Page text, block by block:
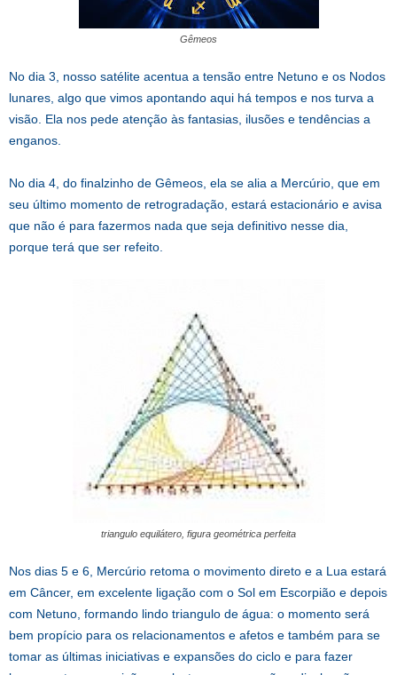
Gêmeos
No dia 3, nosso satélite acentua a tensão entre Netuno e os Nodos
lunares, algo que vimos apontando aqui há tempos e nos turva a
visão. Ela nos pede atenção às fantasias, ilusões e tendências a
enganos.
No dia 4, do finalzinho de Gêmeos, ela se alia a Mercúrio, que em
seu último momento de retrogradação, estará estacionário e avisa
que não é para fazermos nada que seja definitivo nesse dia,
porque terá que ser refeito.
triangulo equilátero, figura geométrica perfeita
Nos dias 5 e 6, Mercúrio retoma o movimento direto e a Lua estará
em Câncer, em excelente ligação com o Sol em Escorpião e depois
com Netuno, formando lindo triangulo de água: o momento será
bem propício para os relacionamentos e afetos e também para se
tomar as últimas iniciativas e expansões do ciclo e para fazer